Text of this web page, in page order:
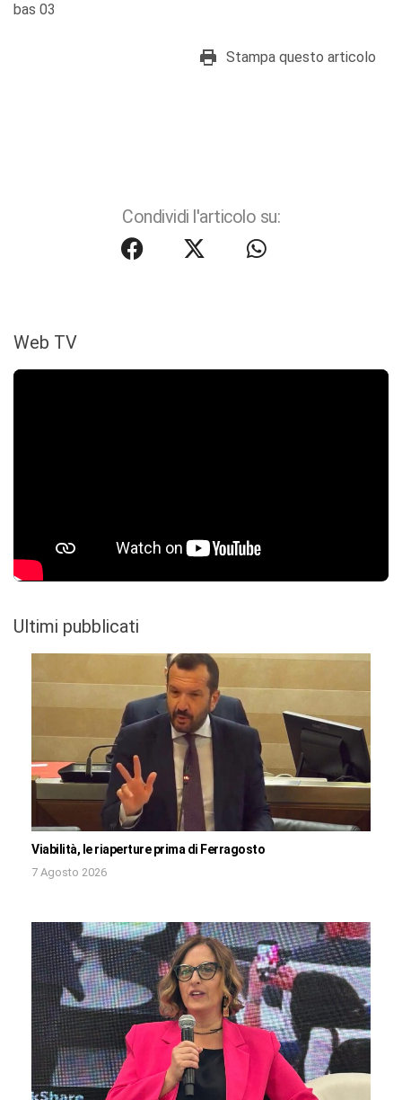
bas 03
Stampa questo articolo
Condividi l'articolo su:
Web TV
Ultimi pubblicati
Viabilità, le riaperture prima di Ferragosto
7 Agosto 2026